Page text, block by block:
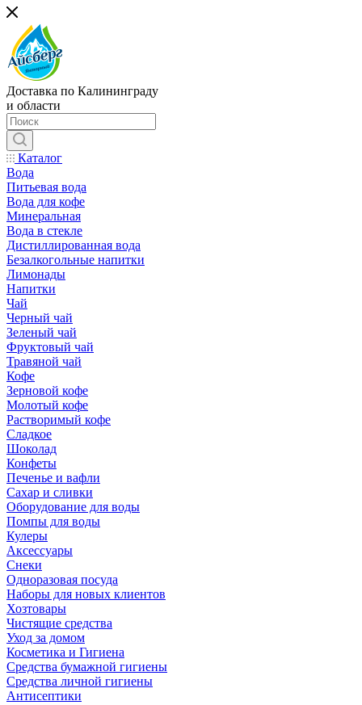
Доставка по Калининграду
и области
Каталог
Вода
Питьевая вода
Вода для кофе
Минеральная
Вода в стекле
Дистиллированная вода
Безалкогольные напитки
Лимонады
Напитки
Чай
Черный чай
Зеленый чай
Фруктовый чай
Травяной чай
Кофе
Зерновой кофе
Молотый кофе
Растворимый кофе
Сладкое
Шоколад
Конфеты
Печенье и вафли
Сахар и сливки
Оборудование для воды
Помпы для воды
Кулеры
Аксессуары
Снеки
Одноразовая посуда
Наборы для новых клиентов
Хозтовары
Чистящие средства
Уход за домом
Косметика и Гигиена
Средства бумажной гигиены
Средства личной гигиены
Антисептики